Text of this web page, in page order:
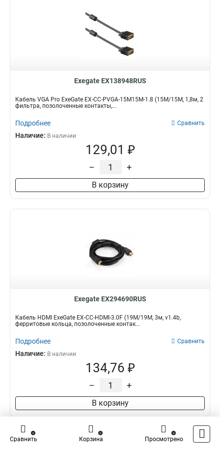
Exegate EX138948RUS
Кабель VGA Pro ExeGate EX-CC-PVGA-15M15M-1.8 (15M/15M, 1,8м, 2
фильтра, позолоченные контакты,...
Подробнее Сравнить
Наличие: В наличии
129,01 ₽
– +
В корзину
Exegate EX294690RUS
Кабель HDMI ExeGate EX-CC-HDMI-3.0F (19M/19M, 3м, v1.4b,
ферритовые кольца, позолоченные контак...
Подробнее Сравнить
Наличие: В наличии
134,76 ₽
– +
В корзину
Сравнить
0
Корзина
0
Просмотрено
0